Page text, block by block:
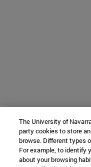
The University of
party cookies to store
browse. Different types
For example, to identify
about your browsing